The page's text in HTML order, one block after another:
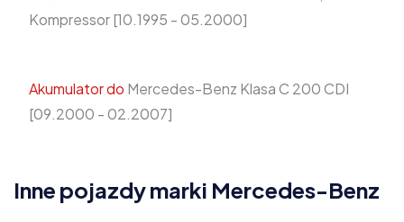
Kompressor [10.1995 - 05.2000]
Akumulator do Mercedes-Benz Klasa C 200 CDI
[09.2000 - 02.2007]
Inne pojazdy marki Mercedes-Benz